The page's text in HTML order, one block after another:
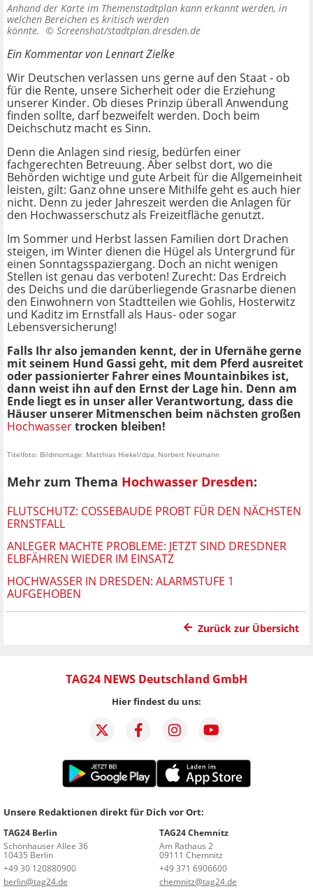
Anhand der Karte im Themenstadtplan kann erkannt werden, in
welchen Bereichen es kritisch werden
könnte. © Screenshot/stadtplan.dresden.de
Ein Kommentar von Lennart Zielke
Wir Deutschen verlassen uns gerne auf den Staat - ob
für die Rente, unsere Sicherheit oder die Erziehung
unserer Kinder. Ob dieses Prinzip überall Anwendung
finden sollte, darf bezweifelt werden. Doch beim
Deichschutz macht es Sinn.
Denn die Anlagen sind riesig, bedürfen einer
fachgerechten Betreuung. Aber selbst dort, wo die
Behörden wichtige und gute Arbeit für die Allgemeinheit
leisten, gilt: Ganz ohne unsere Mithilfe geht es auch hier
nicht. Denn zu jeder Jahreszeit werden die Anlagen für
den Hochwasserschutz als Freizeitfläche genutzt.
Im Sommer und Herbst lassen Familien dort Drachen
steigen, im Winter dienen die Hügel als Untergrund für
einen Sonntagsspaziergang. Doch an nicht wenigen
Stellen ist genau das verboten! Zurecht: Das Erdreich
des Deichs und die darüberliegende Grasnarbe dienen
den Einwohnern von Stadtteilen wie Gohlis, Hosterwitz
und Kaditz im Ernstfall als Haus- oder sogar
Lebensversicherung!
Falls Ihr also jemanden kennt, der in Ufernähe gerne
mit seinem Hund Gassi geht, mit dem Pferd ausreitet
oder passionierter Fahrer eines Mountainbikes ist,
dann weist ihn auf den Ernst der Lage hin. Denn am
Ende liegt es in unser aller Verantwortung, dass die
Häuser unserer Mitmenschen beim nächsten großen
Hochwassertrocken bleiben!
Titelfoto: Bildmontage: Matthias Hiekel/dpa, Norbert Neumann
Mehr zum Thema Hochwasser Dresden:
FLUTSCHUTZ: COSSEBAUDE PROBT FÜR DEN NÄCHSTEN
ERNSTFALL
ANLEGER MACHTE PROBLEME: JETZT SIND DRESDNER
ELBFÄHREN WIEDER IM EINSATZ
HOCHWASSER IN DRESDEN: ALARMSTUFE 1
AUFGEHOBEN
Zurück zur Übersicht
TAG24 NEWS Deutschland GmbH
Hier findest du uns:
Unsere Redaktionen direkt für Dich vor Ort:
TAG24 Berlin
Schönhauser Allee 36
10435 Berlin
+49 30 120880900
berlin@tag24.de
TAG24 Chemnitz
Am Rathaus 2
09111 Chemnitz
+49 371 6906600
chemnitz@tag24.de